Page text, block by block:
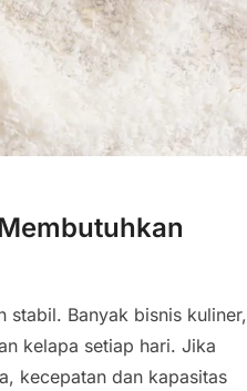
stabil. Banyak bisnis kuliner,
kelapa setiap hari. Jika
kecepatan dan kapasitas